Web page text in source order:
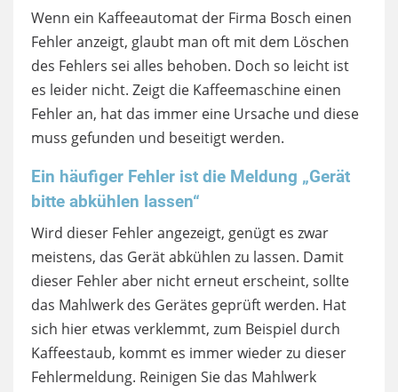
Wenn ein Kaffeeautomat der Firma Bosch einen
Fehler anzeigt, glaubt man oft mit dem Löschen
des Fehlers sei alles behoben. Doch so leicht ist
es leider nicht. Zeigt die Kaffeemaschine einen
Fehler an, hat das immer eine Ursache und diese
muss gefunden und beseitigt werden.
Ein häufiger Fehler ist die Meldung „Gerät
bitte abkühlen lassen“
Wird dieser Fehler angezeigt, genügt es zwar
meistens, das Gerät abkühlen zu lassen. Damit
dieser Fehler aber nicht erneut erscheint, sollte
das Mahlwerk des Gerätes geprüft werden. Hat
sich hier etwas verklemmt, zum Beispiel durch
Kaffeestaub, kommt es immer wieder zu dieser
Fehlermeldung. Reinigen Sie das Mahlwerk